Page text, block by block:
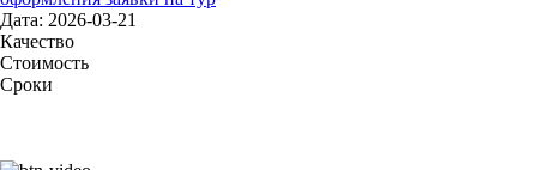
Дата: 2026-03-21
Качество
Стоимость
Сроки